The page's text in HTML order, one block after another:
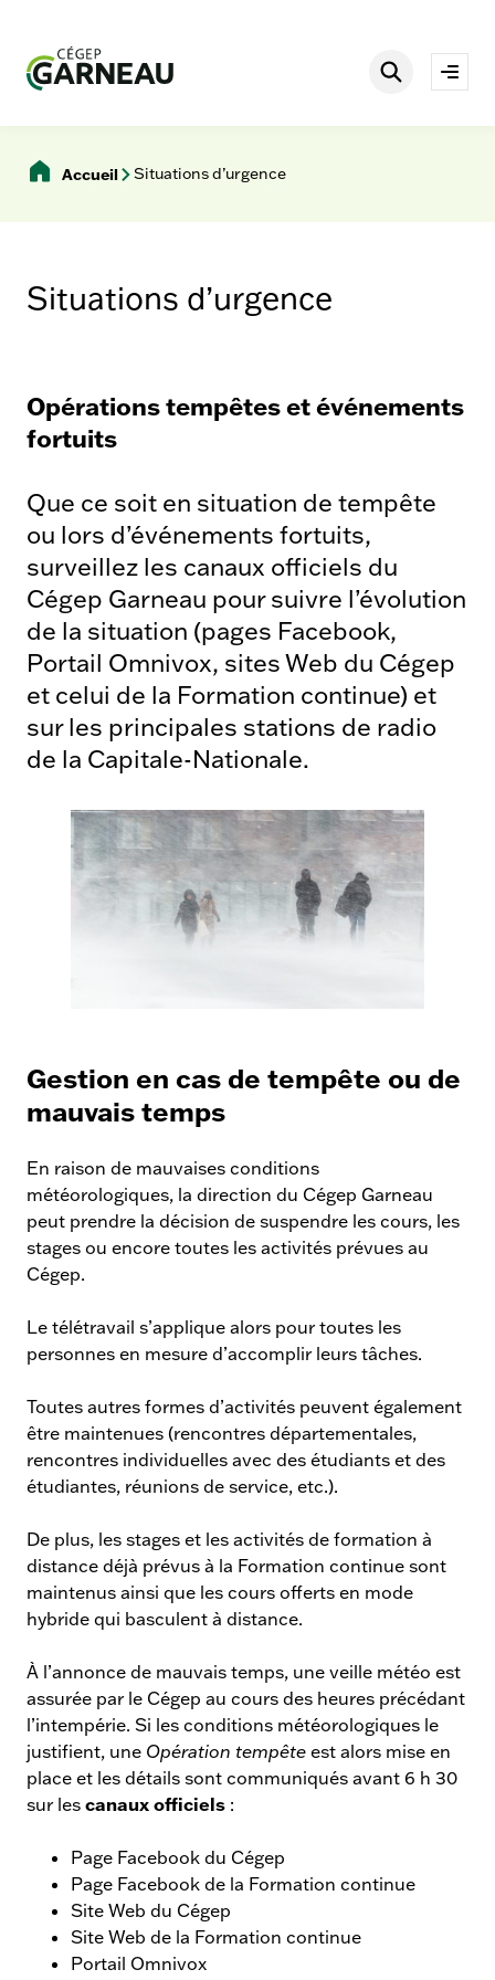
contenu
Rechercher
i
Accueil Situations d’urgence
Situations d’urgence
Opérations tempêtes et événements
fortuits
Que ce soit en situation de tempête
ou lors d’événements fortuits,
surveillez les canaux officiels du
Cégep Garneau pour suivre l’évolution
de la situation (pages Facebook,
Portail Omnivox, sites Web du Cégep
et celui de la Formation continue) et
sur les principales stations de radio
de la Capitale-Nationale.
Gestion en cas de tempête ou de
mauvais temps
En raison de mauvaises conditions
météorologiques, la direction du Cégep Garneau
peut prendre la décision de suspendre les cours, les
stages ou encore toutes les activités prévues au
Cégep.
Le télétravail s’applique alors pour toutes les
personnes en mesure d’accomplir leurs tâches.
Toutes autres formes d’activités peuvent également
être maintenues (rencontres départementales,
rencontres individuelles avec des étudiants et des
étudiantes, réunions de service, etc.).
De plus, les stages et les activités de formation à
distance déjà prévus à la Formation continue sont
maintenus ainsi que les cours offerts en mode
hybride qui basculent à distance.
À l’annonce de mauvais temps, une veille météo est
assurée par le Cégep au cours des heures précédant
l’intempérie. Si les conditions météorologiques le
justifient, une Opération tempête est alors mise en
place et les détails sont communiqués avant 6 h 30
sur les canaux officiels :
Page Facebook du Cégep
Page Facebook de la Formation continue
Site Web du Cégep
Site Web de la Formation continue
Portail Omnivox